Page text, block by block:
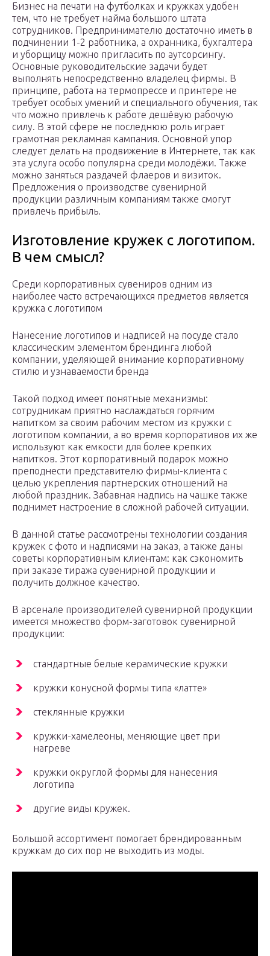
Бизнес на печати на футболках и кружках удобен
тем, что не требует найма большого штата
сотрудников. Предпринимателю достаточно иметь в
подчинении 1-2 работника, а охранника, бухгалтера
и уборщицу можно пригласить по аутсорсингу.
Основные руководительские задачи будет
выполнять непосредственно владелец фирмы. В
принципе, работа на термопрессе и принтере не
требует особых умений и специального обучения, так
что можно привлечь к работе дешёвую рабочую
силу. В этой сфере не последнюю роль играет
грамотная рекламная кампания. Основной упор
следует делать на продвижение в Интернете, так как
эта услуга особо популярна среди молодёжи. Также
можно заняться раздачей флаеров и визиток.
Предложения о производстве сувенирной
продукции различным компаниям также смогут
привлечь прибыль.
Изготовление кружек с логотипом.
В чем смысл?
Среди корпоративных сувениров одним из
наиболее часто встречающихся предметов является
кружка с логотипом
Нанесение логотипов и надписей на посуде стало
классическим элементом брендинга любой
компании, уделяющей внимание корпоративному
стилю и узнаваемости бренда
Такой подход имеет понятные механизмы:
сотрудникам приятно наслаждаться горячим
напитком за своим рабочим местом из кружки с
логотипом компании, а во время корпоративов их же
используют как емкости для более крепких
напитков. Этот корпоративный подарок можно
преподнести представителю фирмы-клиента с
целью укрепления партнерских отношений на
любой праздник. Забавная надпись на чашке также
поднимет настроение в сложной рабочей ситуации.
В данной статье рассмотрены технологии создания
кружек с фото и надписями на заказ, а также даны
советы корпоративным клиентам: как сэкономить
при заказе тиража сувенирной продукции и
получить должное качество.
В арсенале производителей сувенирной продукции
имеется множество форм-заготовок сувенирной
продукции:
стандартные белые керамические кружки
кружки конусной формы типа «латте»
стеклянные кружки
кружки-хамелеоны, меняющие цвет при
нагреве
кружки округлой формы для нанесения
логотипа
другие виды кружек.
Большой ассортимент помогает брендированным
кружкам до сих пор не выходить из моды.